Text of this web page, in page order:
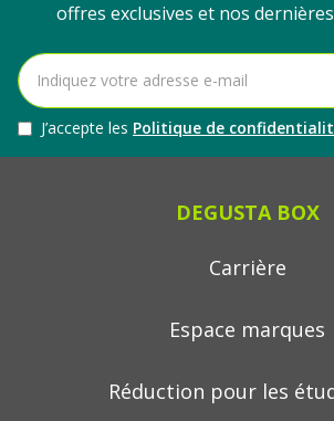
offres exclusives et nos
J’accepte les Politique de
DEGUSTA BOX
Carrière
Espace marques
Réduction pour les